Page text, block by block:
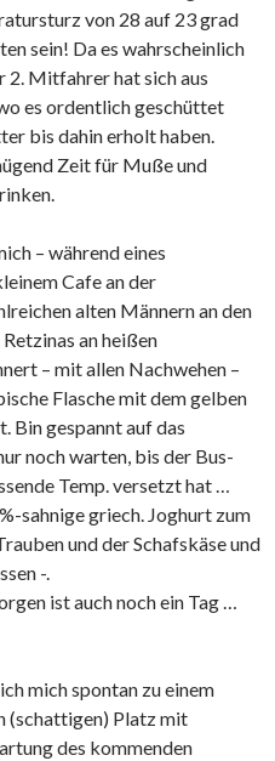
von 28 auf 23 grad
sein! Da es wahrscheinlich
2. Mitfahrer hat sich aus
es ordentlich geschüttet
bis dahin erholt haben.
Zeit für Muße und
– während eines
Cafe an der
alten Männern an den
an heißen
– mit allen Nachwehen –
Flasche mit dem gelben
Bin gespannt auf das
noch warten, bis der Bus-
Temp. versetzt hat …
sahnige griech. Joghurt zum
und der Schafskäse und
-.
ist auch noch ein Tag …
mich spontan zu einem
(schattigen) Platz mit
des kommenden